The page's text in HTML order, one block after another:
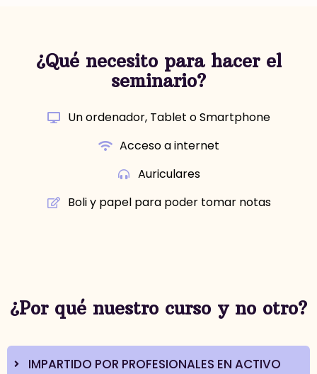
¿Qué necesito para hacer el
seminario?
Un ordenador, Tablet o Smartphone
Acceso a internet
Auriculares
Boli y papel para poder tomar notas
¿Por qué nuestro curso y no otro?
IMPARTIDO POR PROFESIONALES EN ACTIVO